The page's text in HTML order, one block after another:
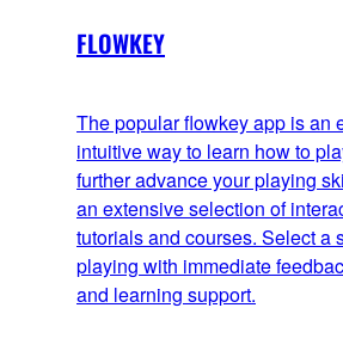
FLOWKEY
The popular flowkey app is an
intuitive way to learn how to
further advance your playing
an extensive selection of
tutorials and courses. Select a
playing with immediate
and learning support.